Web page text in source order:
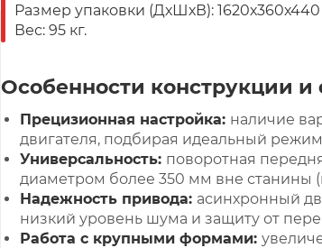
Размер упаковки (ДхШхВ):
Вес: 95 кг.
Особенности конструкции и
Прецизионная настройка: наличие
двигателя, подбирая идеальный
Универсальность: поворотная
диаметром более 350 мм вне станины
Надежность привода: асинхронный
низкий уровень шума и защиту от
Работа с крупными формами: